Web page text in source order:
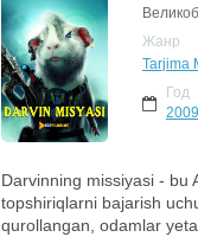
Жанр
Tarjima
Год
2009
Darvinning missiyasi - bu
topshiriqlarni bajarish
qurollangan, odamlar